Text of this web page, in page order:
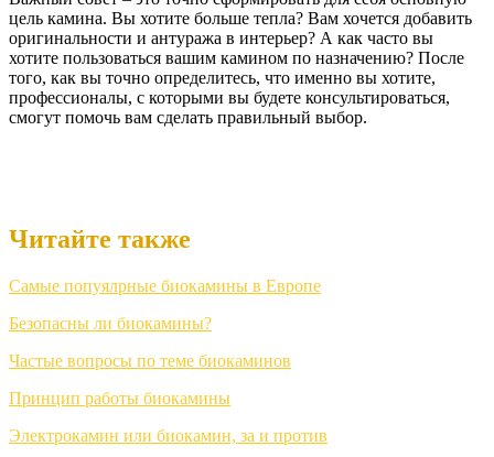
цель камина. Вы хотите больше тепла? Вам хочется добавить
оригинальности и антуража в интерьер? А как часто вы
хотите пользоваться вашим камином по назначению? После
того, как вы точно определитесь, что именно вы хотите,
профессионалы, с которыми вы будете консультироваться,
смогут помочь вам сделать правильный выбор.
Читайте также
Самые попуялрные биокамины в Европе
Безопасны ли биокамины?
Частые вопросы по теме биокаминов
Принцип работы биокамины
Электрокамин или биокамин, за и против